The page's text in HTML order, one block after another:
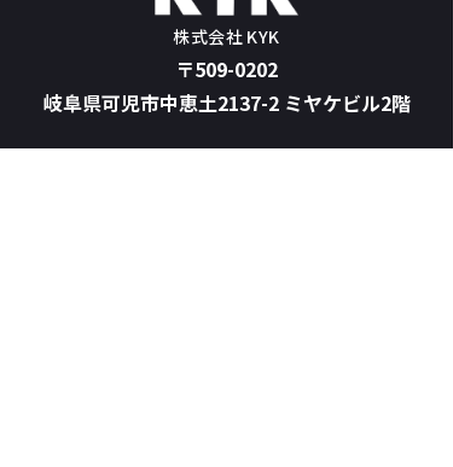
株式会社 KYK
〒509-0202
岐阜県可児市中恵土2137-2 ミヤケビル2階